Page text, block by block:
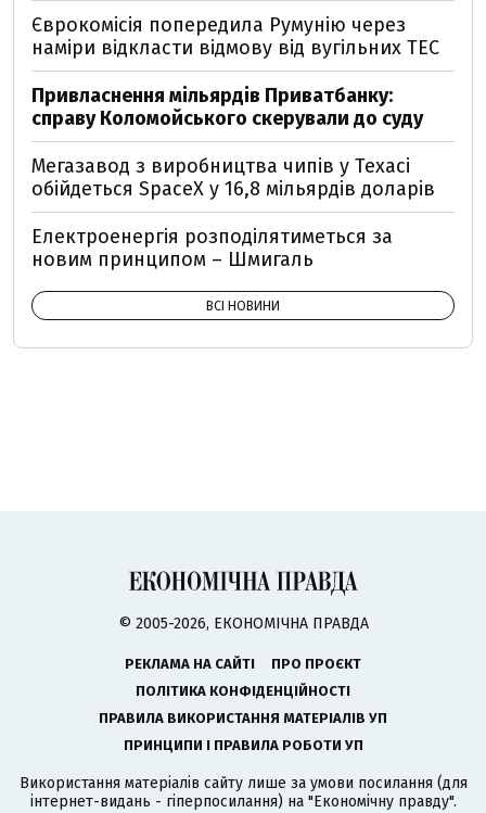
Єврокомісія попередила Румунію через
наміри відкласти відмову від вугільних ТЕС
Привласнення мільярдів Приватбанку:
справу Коломойського скерували до суду
Мегазавод з виробництва чипів у Техасі
обійдеться SpaceX у 16,8 мільярдів доларів
Електроенергія розподілятиметься за
новим принципом – Шмигаль
ВСІ НОВИНИ
© 2005-2026, ЕКОНОМІЧНА ПРАВДА
РЕКЛАМА НА САЙТІ
ПРО ПРОЄКТ
ПОЛІТИКА КОНФІДЕНЦІЙНОСТІ
ПРАВИЛА ВИКОРИСТАННЯ МАТЕРІАЛІВ УП
ПРИНЦИПИ І ПРАВИЛА РОБОТИ УП
Використання матеріалів сайту лише за умови посилання (для
інтернет-видань - гіперпосилання) на "Економічну правду".